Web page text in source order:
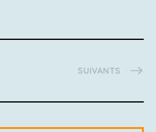
ACTIVITÉS
SUIVANTS